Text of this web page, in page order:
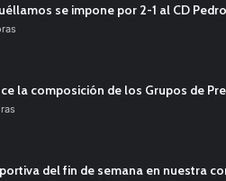
se impone por 2-1 al CD
la composición de los Grupos de
del fin de semana en nuestra